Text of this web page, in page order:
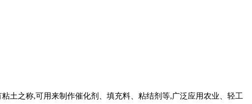
土之称,可用来制作催化剂、填充料、粘结剂等,广泛应用农业、轻工